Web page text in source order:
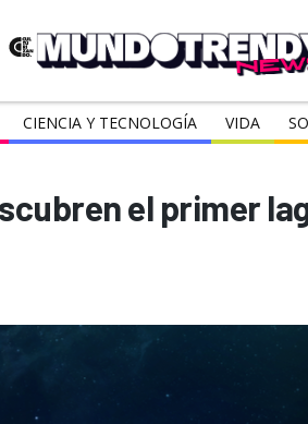
CIENCIA Y TECNOLOGÍA VIDA
el primer